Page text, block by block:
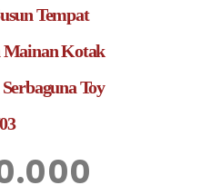
Tempat
Mainan Kotak
Toy